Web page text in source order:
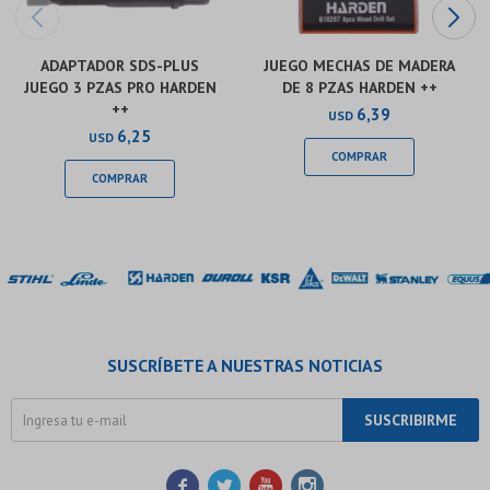
ADAPTADOR SDS-PLUS
JUEGO 3 PZAS PRO HARDEN
++
USD 6,25
JUEGO MECHAS DE MADERA
DE 8 PZAS HARDEN ++
USD 6,39
SUSCRÍBETE A NUESTRAS NOTICIAS
SUSCRIBIRME
   